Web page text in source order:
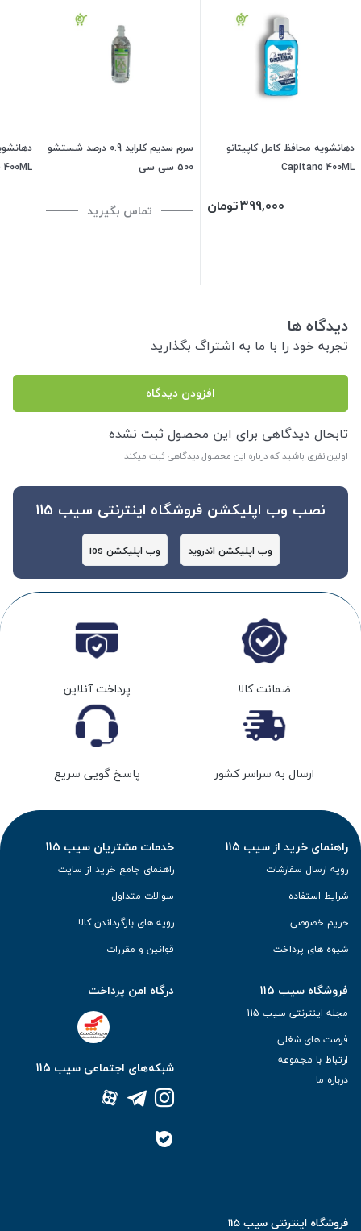
دهانشویه محافظ کامل کاپیتانو
Capitano 400ML
399,000تومان
سرم سدیم کلراید 0.9 درصد شستشو
500 سی سی
تماس بگیرید
دیدگاه ها
تجربه خود را با ما به اشتراگ بگذارید
افزودن دیدگاه
تابحال دیدگاهی برای این محصول ثبت نشده
اولین نفری باشید که درباره این محصول دیدگاهی ثبت میکند
نصب وب اپلیکشن فروشگاه اینترنتی سیب 115
وب اپلیکشن اندروید وب اپلیکشن ios
ضمانت کالا پرداخت آنلاین
ارسال به سراسر کشور پاسخ گویی سریع
راهنمای خرید از سیب 115
رویه ارسال سفارشات
شرایط استفاده
حریم خصوصی
شیوه های پرداخت
خدمات مشتریان سیب 115
راهنمای جامع خرید از سایت
سوالات متداول
رویه های بازگرداندن کالا
قوانین و مقررات
فروشگاه سیب 115
مجله اینترنتی سیب 115
فرصت های شغلی
ارتباط با مجموعه
درباره ما
درگاه امن پرداخت
شبکه‌های اجتماعی سیب 115
فروشگاه اینترنتی سیب 115